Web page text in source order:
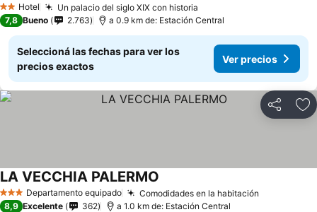
2 Estrellas
Hotel Un palacio del siglo XIX con historia
7,8 Bueno 2.763 a 0.9 km de: Estación Central
Seleccioná las fechas para ver los
precios exactos
Ver precios
Compartir
3 EstrellasDepartamento equipado Comodidades en la habitación
LA VECCHIA PALERMO
8,9 Excelente 362 a 1.0 km de: Estación Central